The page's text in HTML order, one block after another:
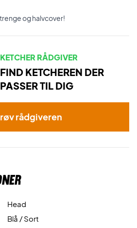
og halvcover!
KETCHER RÅDGIVER
FIND KETCHEREN DER
PASSER TIL DIG
rådgiveren
Head
Blå / Sort